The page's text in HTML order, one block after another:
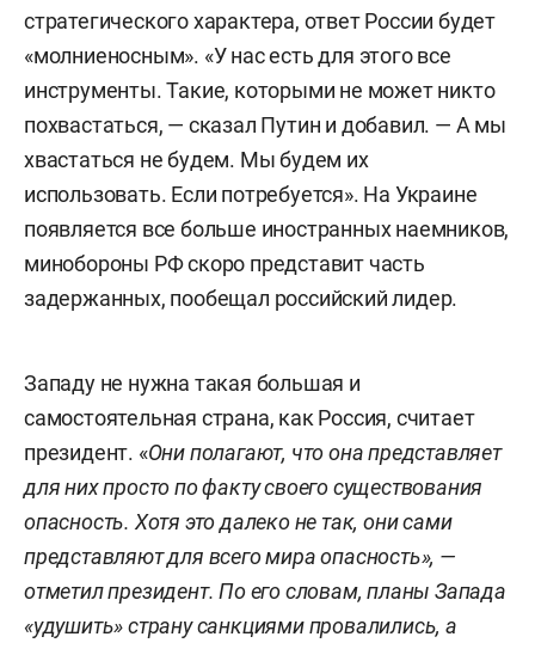
стратегического характера, ответ России будет
«молниеносным». «У нас есть для этого все
инструменты. Такие, которыми не может никто
похвастаться, — сказал Путин и добавил. — А мы
хвастаться не будем. Мы будем их
использовать. Если потребуется». На Украине
появляется все больше иностранных наемников,
минобороны РФ скоро представит часть
задержанных, пообещал российский лидер.
Западу не нужна такая большая и
самостоятельная страна, как Россия, считает
президент. «Они полагают, что она представляет
для них просто по факту своего существования
опасность. Хотя это далеко не так, они сами
представляют для всего мира опасность», —
отметил президент. По его словам, планы Запада
«удушить» страну санкциями провалились, а